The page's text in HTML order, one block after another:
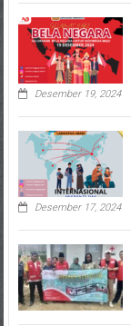
Desember 19, 2024
Desember 17, 2024